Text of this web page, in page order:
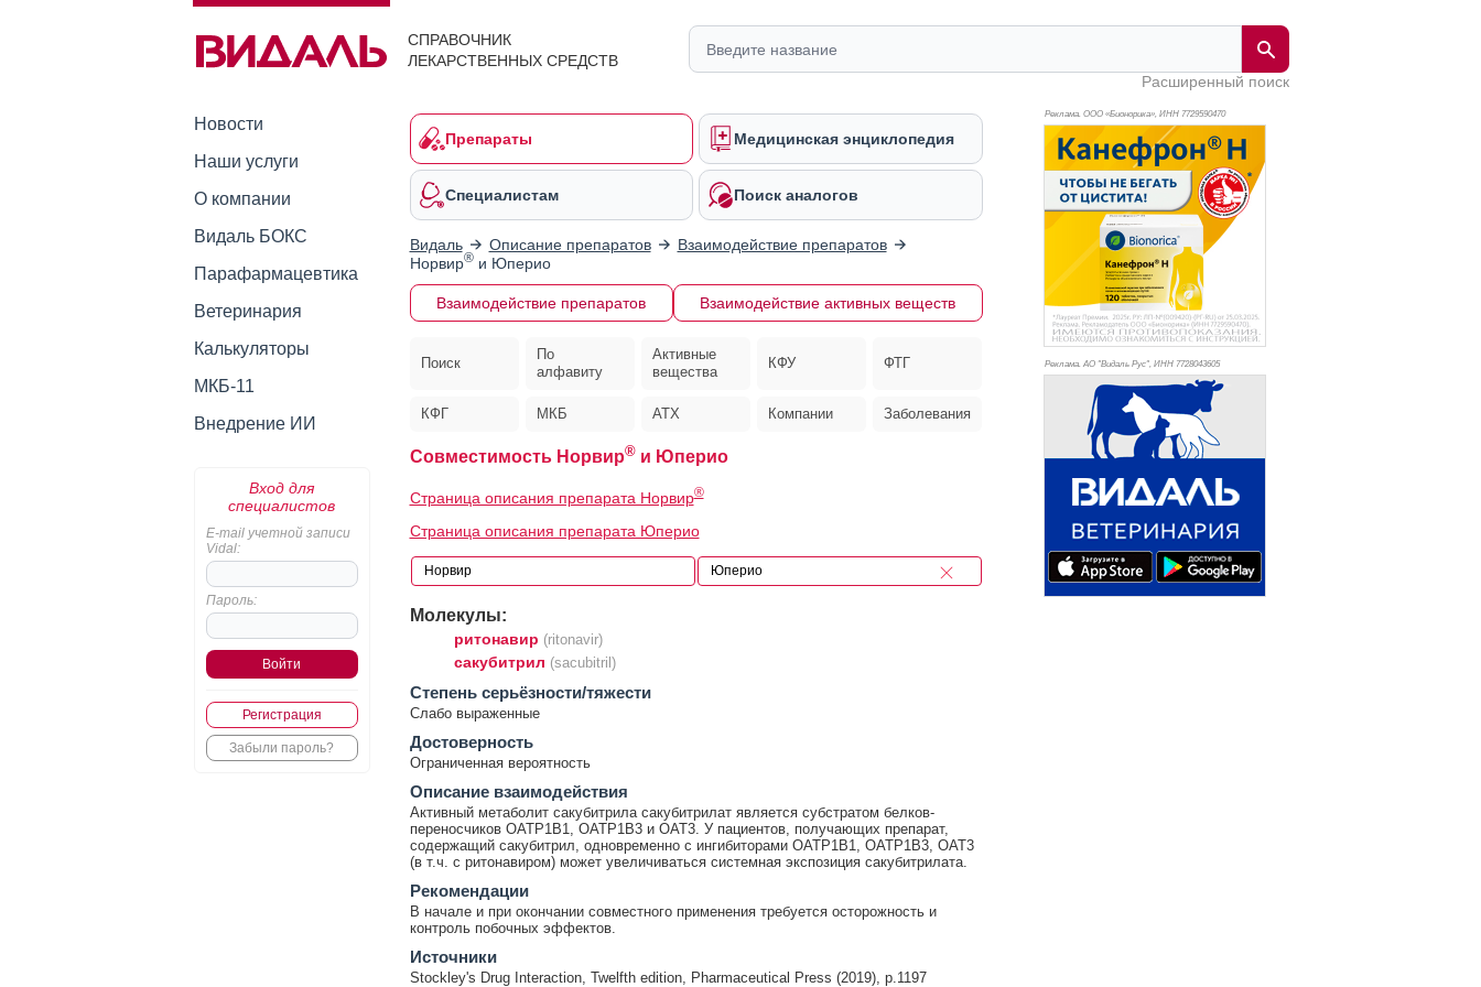
СПРАВОЧНИК
ЛЕКАРСТВЕННЫХ СРЕДСТВ
Расширенный поиск
Новости
Наши услуги
О компании
Видаль БОКС
Парафармацевтика
Ветеринария
Калькуляторы
МКБ-11
Внедрение ИИ
Вход для
специалистов
E-mail учетной записи
Vidal:
Пароль:
Регистрация
Забыли пароль?
Препараты Медицинская энциклопедия
Специалистам Поиск аналогов
Видаль Описание препаратов
Взаимодействие препаратов
Норвир®и Юперио
Взаимодействие препаратов Взаимодействие активных веществ
Поиск
По
алфавиту
Активные
вещества
КФУ ФТГ
КФГ МКБ АТХ Компании Заболевания
Совместимость Норвир®и Юперио
Страница описания препарата Норвир®
Страница описания препарата Юперио
Молекулы:
ритонавир (ritonavir)
сакубитрил (sacubitril)
Cтепень серьёзности/тяжести
Слабо выраженные
Достоверность
Ограниченная вероятность
Описание взаимодействия
Активный метаболит сакубитрила сакубитрилат является субстратом белков-
переносчиков ОАТР1В1, ОАТР1В3 и ОАТ3. У пациентов, получающих препарат,
содержащий сакубитрил, одновременно с ингибиторами ОАТР1В1, ОАТР1В3, ОАТ3
(в т.ч. с ритонавиром) может увеличиваться системная экспозиция сакубитрилата.
Рекомендации
В начале и при окончании совместного применения требуется осторожность и
контроль побочных эффектов.
Источники
Stockley's Drug Interaction, Twelfth edition, Pharmaceutical Press (2019), p.1197
Реклама. ООО «Бионорика», ИНН 7729590470
Реклама. АО "Видаль Рус", ИНН 7728043605